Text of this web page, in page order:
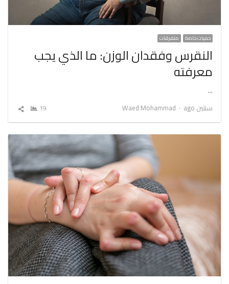
حميات خاصة متفرقات
النقرس وفقدان الوزن: ما الذي يجب
معرفته
…
سنتين ago
Author
Waed Mohammad
19
شارك